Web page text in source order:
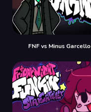
FNF vs Minus Garcello